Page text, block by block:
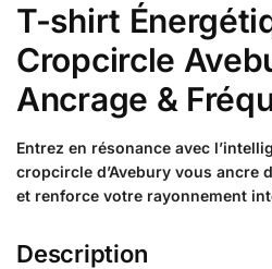
T-shirt
Cropcircle
Ancrage &
Entrez en résonance avec
cropcircle d’Avebury vous ancre
et renforce votre rayonnement
Description